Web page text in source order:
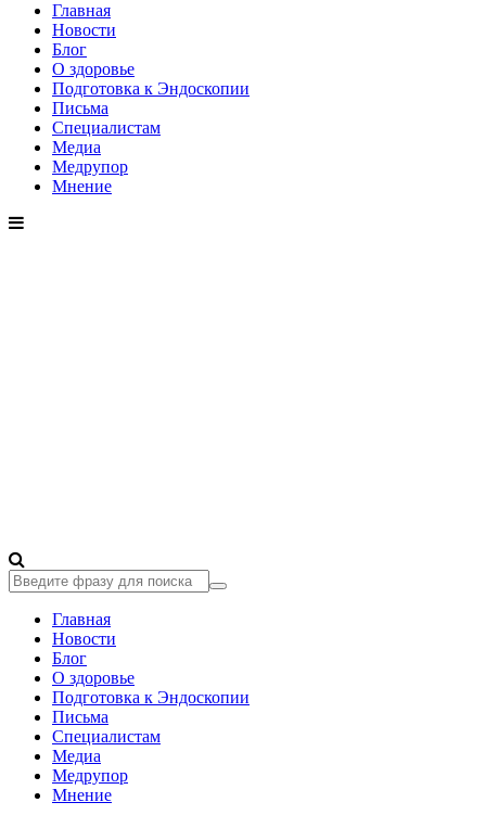
Главная
Новости
Блог
О здоровье
Подготовка к Эндоскопии
Письма
Специалистам
Медиа
Медрупор
Мнение
Главная
Новости
Блог
О здоровье
Подготовка к Эндоскопии
Письма
Специалистам
Медиа
Медрупор
Мнение